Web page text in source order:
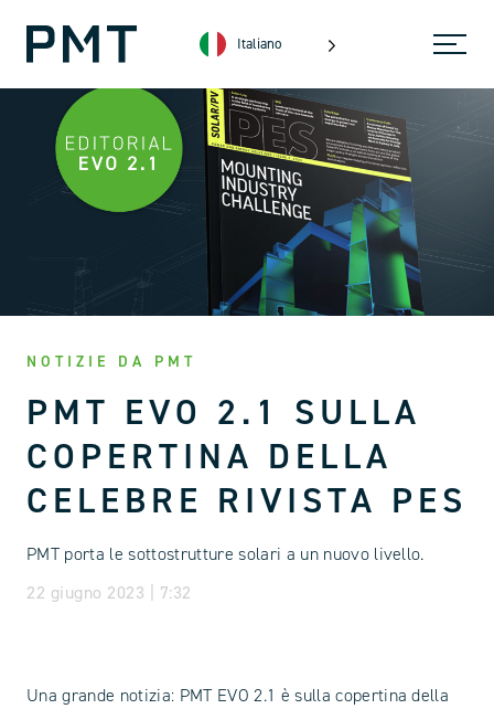
Italiano
NOTIZIE DA PMT
PMT EVO 2.1 SULLA
COPERTINA DELLA
CELEBRE RIVISTA PES
PMT porta le sottostrutture solari a un nuovo livello.
22 giugno 2023 | 7:32
Una grande notizia: PMT EVO 2.1 è sulla copertina della